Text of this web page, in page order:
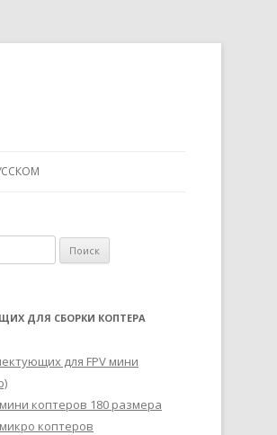
ДЛЯ СБОРКИ КОПТЕРА
для FPV мини
коптеров 180 размера
коптеров